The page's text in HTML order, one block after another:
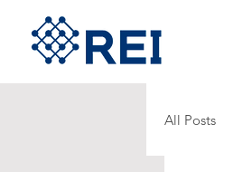
All Posts